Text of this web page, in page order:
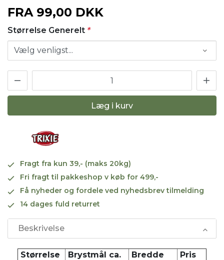
FRA 99,00 DKK
Størrelse Generelt *
Læg i kurv
Fragt fra kun 39,- (maks 20kg)
Fri fragt til pakkeshop v køb for 499,-
Få nyheder og fordele ved nyhedsbrev tilmelding
14 dages fuld returret
Beskrivelse
Størrelse Brystmål ca. Bredde
Pris